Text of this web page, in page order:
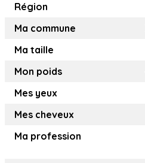
Région
Ma commune
Ma taille
Mon poids
Mes yeux
Mes cheveux
Ma profession